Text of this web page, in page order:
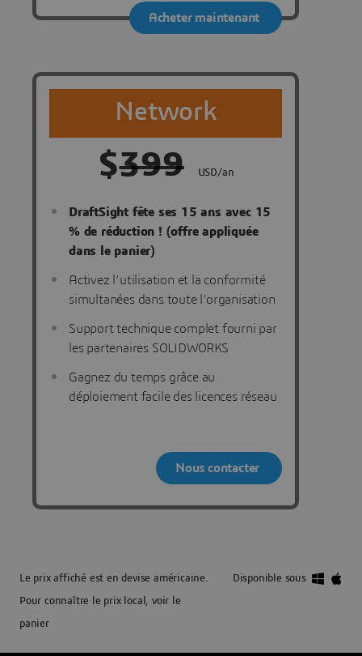
Acheter maintenant
Network
$399 USD/an
DraftSight fête ses 15 ans avec 15
% de réduction ! (offre appliquée
dans le panier)
Activez l’utilisation et la conformité
simultanées dans toute l’organisation
Support technique complet fourni par
les partenaires SOLIDWORKS
Gagnez du temps grâce au
déploiement facile des licences réseau
Nous contacter
Le prix affiché est en devise américaine.
Pour connaître le prix local, voir le
panier
Disponible sous